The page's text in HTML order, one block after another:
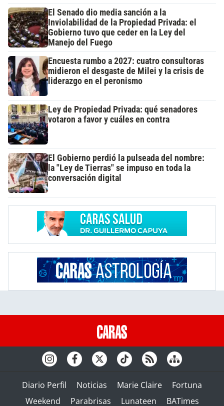
El Senado dio media sanción a la
Inviolabilidad de la Propiedad Privada: el
Gobierno tuvo que ceder en la Ley del
Manejo del Fuego
Encuesta rumbo a 2027: cuatro consultoras
midieron el desgaste de Milei y la crisis de
liderazgo en el peronismo
Ley de Propiedad Privada: qué senadores
votaron a favor y cuáles en contra
El Gobierno perdió la pulseada del nombre:
la "Ley de Tierras" se impuso en toda la
conversación digital
Diario Perfil Noticias Marie Claire
Fortuna
Weekend
Parabrisas Lunateen BATimes